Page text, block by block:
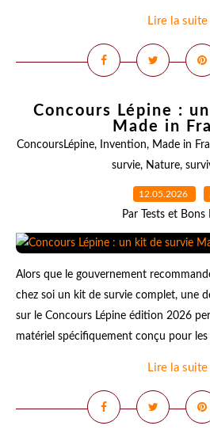
Lire la suite
Concours Lépine :
Made in
ConcoursLépine, Invention, Made in
survie, Nature,
12.05.2026
Par Tests et Bons
Alors que le gouvernement
chez soi un kit de survie complet, une
sur le Concours Lépine édition 2026
matériel spécifiquement conçu pour les
Lire la suite